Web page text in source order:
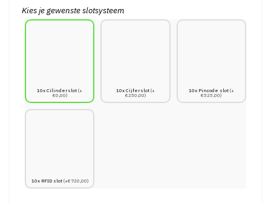
Kies je gewenste slotsysteem
10x Cilinderslot(+
€0,00)
10x Cijferslot (+
€250,00)
10x Pincode slot (+
€525,00)
10x RFID slot (+€720,00)